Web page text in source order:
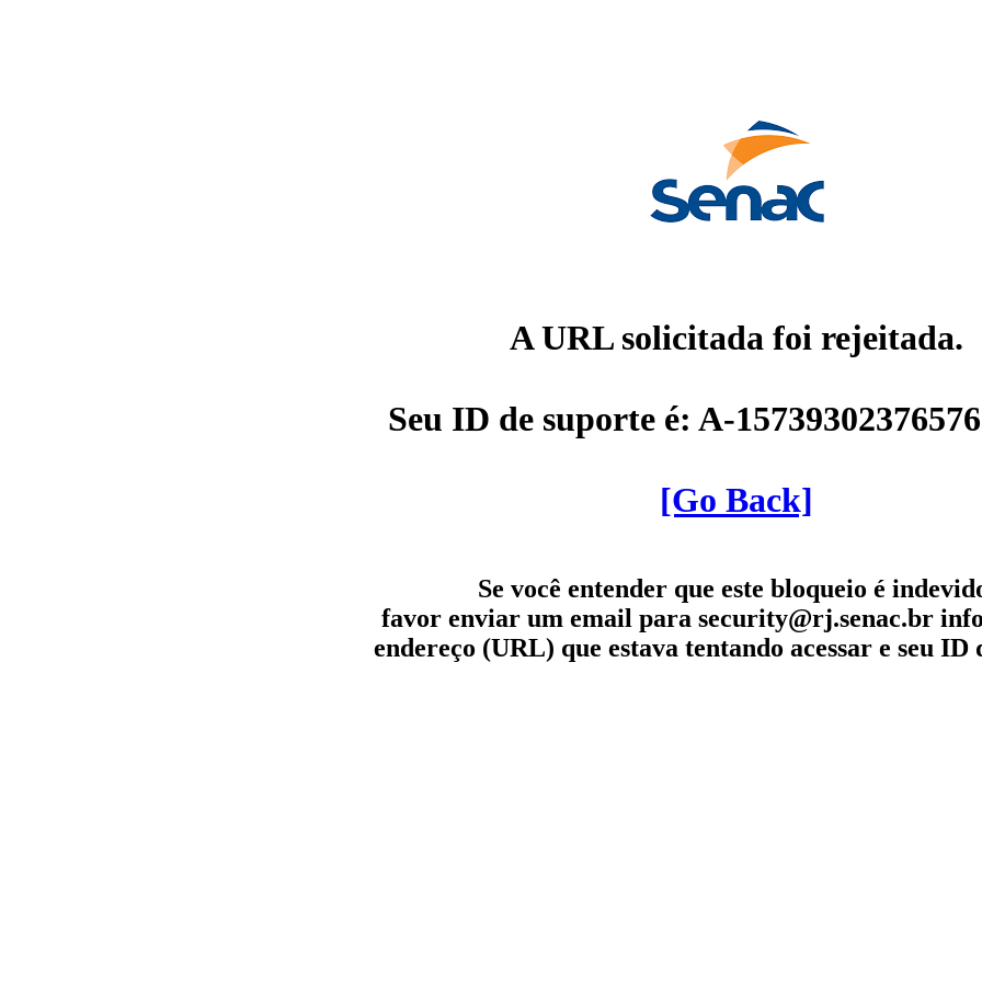
A URL solicitada foi rejeitada.
Seu ID de suporte é: A-
[Go Back]
Se você entender que este bloqueio é
favor enviar um email para security@rj.senac.br
endereço (URL) que estava tentando acessar e seu ID